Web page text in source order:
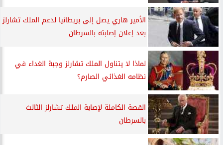
الأمير هاري يصل إلى بريطانيا لدعم الملك تشارلز
بعد إعلان إصابته بالسرطان
لماذا لا يتناول الملك تشارلز وجبة الغداء في
نظامه الغذائي الصارم؟
القصة الكاملة لإصابة الملك تشارلز الثالث
بالسرطان